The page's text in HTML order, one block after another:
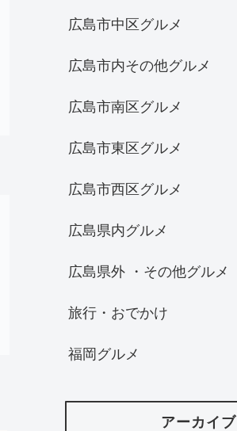
広島市中区グルメ
広島市内その他グルメ
広島市南区グルメ
広島市東区グルメ
広島市西区グルメ
広島県内グルメ
広島県外 ・その他グルメ
旅行・おでかけ
福岡グルメ
アーカイブ